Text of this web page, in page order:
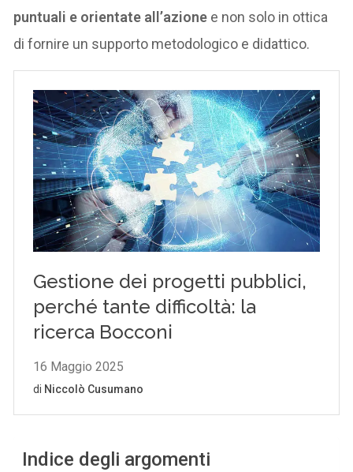
puntuali e orientate all’azione e non solo in ottica
di fornire un supporto metodologico e didattico.
Indice degli argomenti